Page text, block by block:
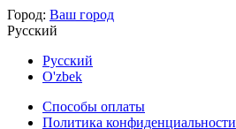
Город: Ваш город
Русский
Русский
O'zbek
Способы оплаты
Политика конфиденциальности